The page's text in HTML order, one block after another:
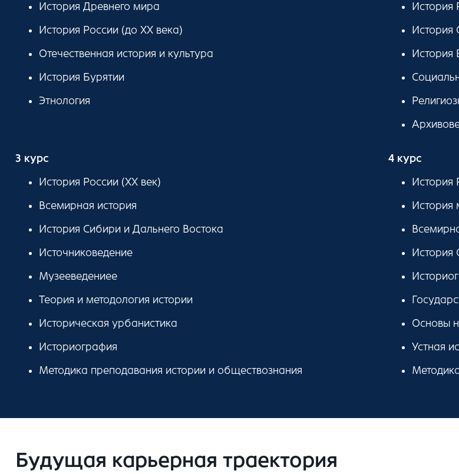
История Древнего мира
История России (до ХХ века)
Отечественная история и культура
История Бурятии
Этнология
История
История
История
3 курс
История России (ХХ век)
Всемирная история
История Сибири и Дальнего Востока
Источниковедение
Музееведениее
Теория и методология истории
Историческая урбанистика
Историография
Методика преподавания истории и обществознания
4 курс
История
История
Основы
Устная
Будущая карьерная траектория